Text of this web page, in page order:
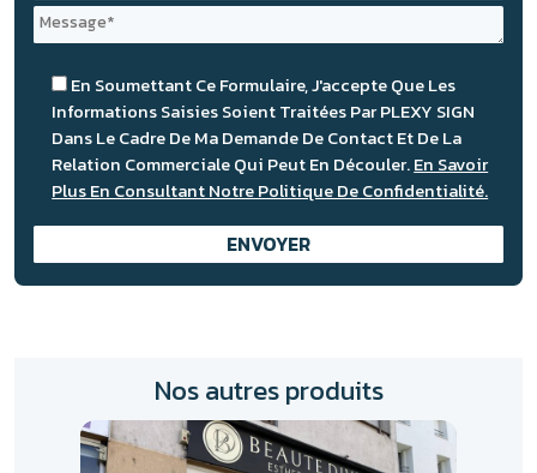
En Soumettant Ce Formulaire, J'accepte Que Les
Informations Saisies Soient Traitées Par PLEXY SIGN
Dans Le Cadre De Ma Demande De Contact Et De La
Relation Commerciale Qui Peut En Découler.En Savoir
Plus En Consultant Notre Politique De Confidentialité.
Nos autres produits